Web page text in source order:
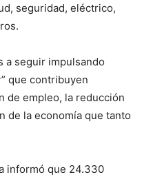
seguridad, eléctrico,
a seguir impulsando
que contribuyen
de empleo, la reducción
de la economía que tanto
informó que 24.330